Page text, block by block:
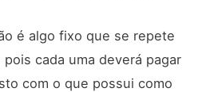
é algo fixo que se repete
cada uma deverá pagar
com o que possui como